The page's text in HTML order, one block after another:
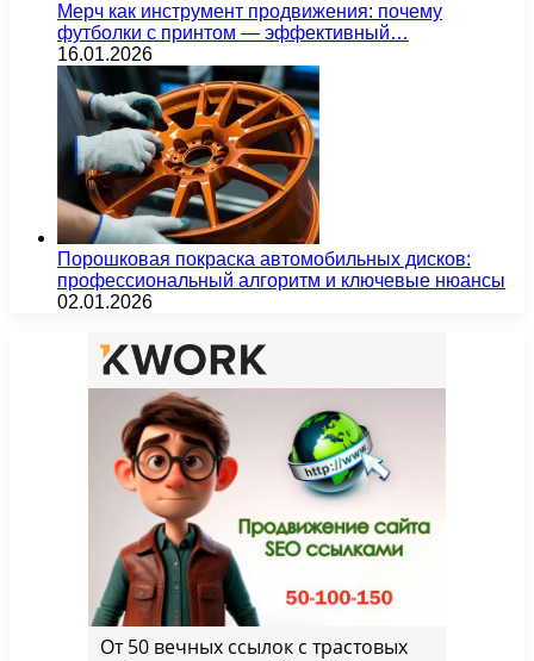
Мерч как инструмент продвижения: почему
футболки с принтом — эффективный…
16.01.2026
Порошковая покраска автомобильных дисков:
профессиональный алгоритм и ключевые нюансы
02.01.2026